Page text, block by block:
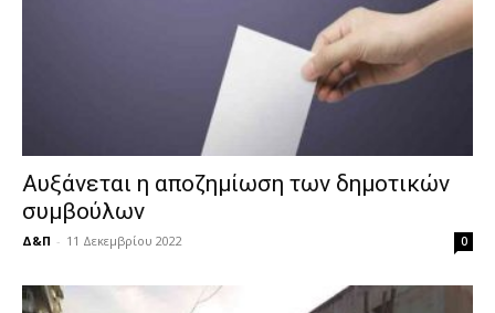
Αυξάνεται η αποζημίωση των δημοτικών
συμβούλων
Δ&Π - 11 Δεκεμβρίου 2022 0